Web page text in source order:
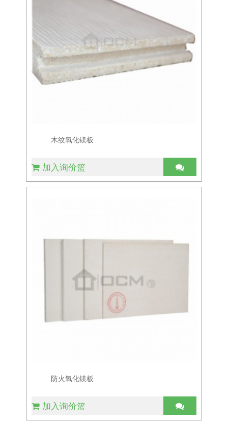
木纹氧化镁板
加入询价篮
防火氧化镁板
加入询价篮